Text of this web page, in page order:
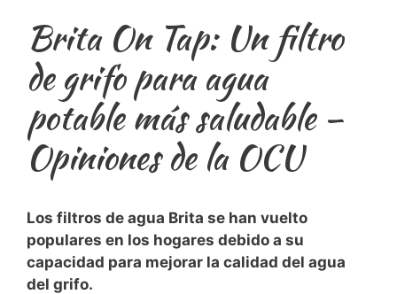
Brita On Tap: Un filtro
de grifo para agua
potable más saludable –
Opiniones de la OCU
Los filtros de agua Brita se ‍han vuelto‌
populares en los hogares debido a su
capacidad⁤ para mejorar la calidad ‌del agua
del grifo.